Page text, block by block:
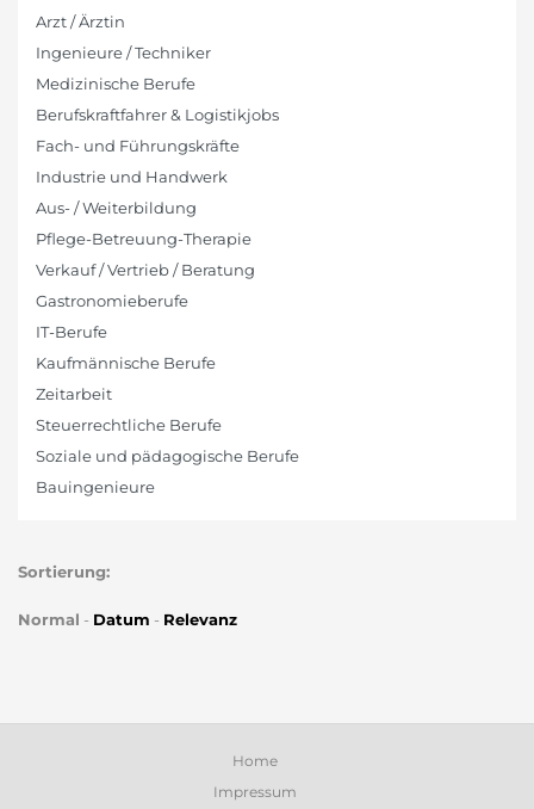
Arzt / Ärztin
Ingenieure / Techniker
Medizinische Berufe
Berufskraftfahrer & Logistikjobs
Fach- und Führungskräfte
Industrie und Handwerk
Aus- / Weiterbildung
Pflege-Betreuung-Therapie
Verkauf / Vertrieb / Beratung
Gastronomieberufe
IT-Berufe
Kaufmännische Berufe
Zeitarbeit
Steuerrechtliche Berufe
Soziale und pädagogische Berufe
Bauingenieure
Sortierung:
Normal - Datum - Relevanz
Home
Impressum